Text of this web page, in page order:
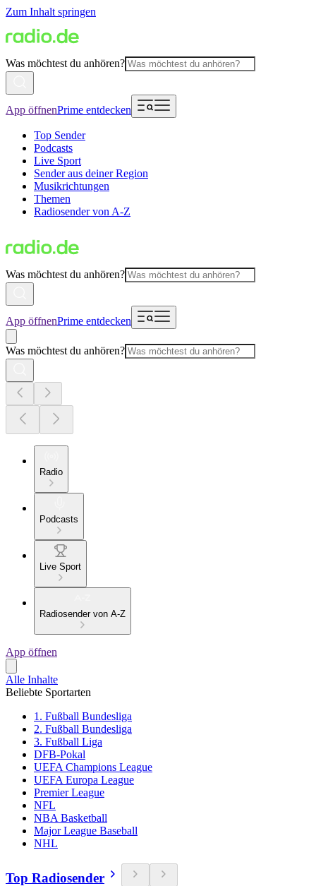
Zum Inhalt springen
Was möchtest du anhören?
App öffnenPrime entdecken
Top Sender
Podcasts
Live Sport
Sender aus deiner Region
Musikrichtungen
Themen
Radiosender von A-Z
Was möchtest du anhören?
App öffnenPrime entdecken
Was möchtest du anhören?
Radio
Podcasts
Live Sport
Radiosender von A-Z
App öffnen
Alle Inhalte
Beliebte Sportarten
1. Fußball Bundesliga
2. Fußball Bundesliga
3. Fußball Liga
DFB-Pokal
UEFA Champions League
UEFA Europa League
Premier League
NFL
NBA Basketball
Major League Baseball
NHL
Top Radiosender